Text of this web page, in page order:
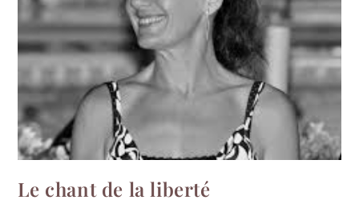
Le chant de la liberté